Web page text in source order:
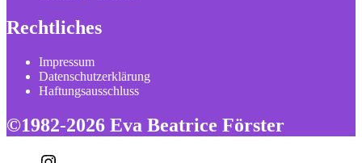
Rechtliches
Impressum
Datenschutzerklärung
Haftungsausschluss
©1982-2026 Eva Beatrice Förster